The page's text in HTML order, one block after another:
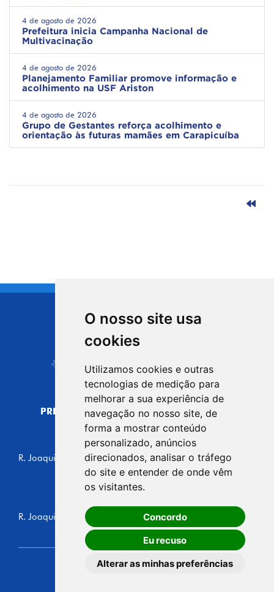
O nosso site usa
cookies
Utilizamos cookies e outras
tecnologias de medição para
melhorar a sua experiência de
navegação no nosso site, de
forma a mostrar conteúdo
personalizado, anúncios
direcionados, analisar o tráfego
do site e entender de onde vêm
os visitantes.
Concordo
Eu recuso
Alterar as minhas preferências
4 de agosto de 2026
Prefeitura inicia Campanha Nacional de
Multivacinação
4 de agosto de 2026
Planejamento Familiar promove informação e
acolhimento na USF Ariston
4 de agosto de 2026
Grupo de Gestantes reforça acolhimento e
orientação às futuras mamães em Carapicuíba
CIDADE DE
Carapicuíba
PREFEITURA MUNICIPAL DE CARAPICUÍBA
CNPJ: 44.892.693/0001-40
CENTRO ADMINISTRATIVO
R. Joaquim das Neves, 211 - Vila Caldas, Carapicuíba/SP
CEP: 06310-030, Brasil
Telefone: 4164-5500
GABINETE DO PREFEITO
R. Joaquim das Neves, 205 - Vila Caldas, Carapicuíba/SP
CEP: 06310-030, Brasil